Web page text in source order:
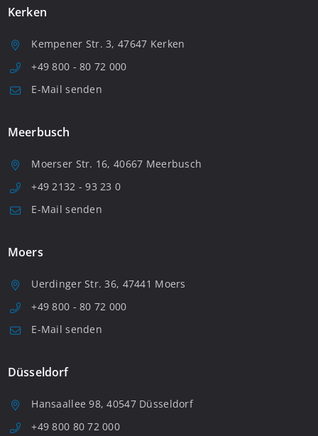
Kerken
Kempener Str. 3, 47647 Kerken
+49 800 - 80 72 000
E-Mail senden
Meerbusch
Moerser Str. 16, 40667 Meerbusch
+49 2132 - 93 23 0
E-Mail senden
Moers
Uerdinger Str. 36, 47441 Moers
+49 800 - 80 72 000
E-Mail senden
Düsseldorf
Hansaallee 98, 40547 Düsseldorf
+49 800 80 72 000